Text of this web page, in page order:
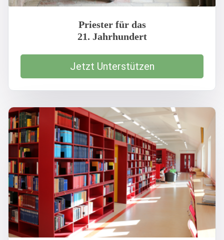
Priester für das
21. Jahrhundert
Jetzt Unterstützen